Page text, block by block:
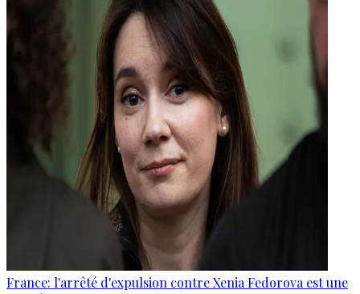
France: l'arrêté d'expulsion contre Xenia Fedorova est une